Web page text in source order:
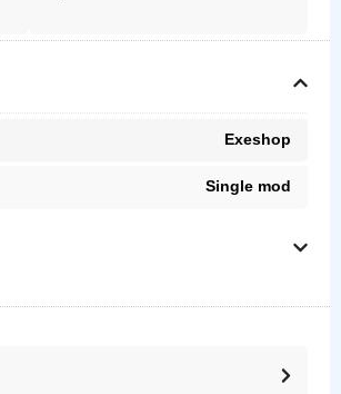
Exeshop
Single mod